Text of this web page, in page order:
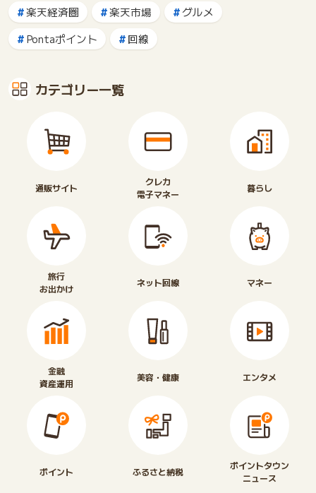
楽天経済圏
楽天市場
グルメ
Pontaポイント
回線
カテゴリー一覧
通販サイト
クレカ
電子マネー
暮らし
旅行
お出かけ
ネット回線 マネー
金融
資産運用
美容・健康 エンタメ
ポイント ふるさと納税
ポイントタウン
ニュース